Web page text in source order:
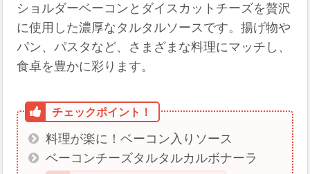
ショルダーベーコンとダイスカットチーズを贅沢
に使用した濃厚なタルタルソースです。​揚げ物や
パン、パスタなど、さまざまな料理にマッチし、
食卓を豊かに彩ります。
料理が楽に！ベーコン入りソース
ベーコンチーズタルタルカルボナーラ